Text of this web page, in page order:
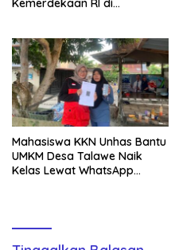
Kemerdekaan RI di
Dibagikan
Mahasiswa KKN Unhas Bantu
UMKM Desa Talawe Naik
Kelas Lewat WhatsApp